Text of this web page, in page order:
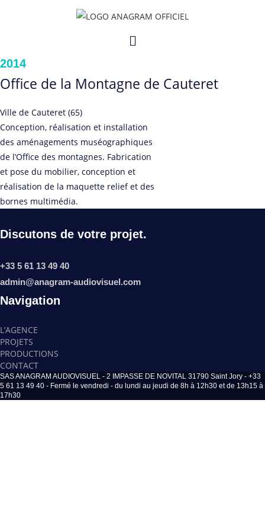
2014
Office de la Montagne de Cauteret
Ville de Cauteret (65)
Conception, réalisation et installation
des aménagements muséographiques
de l’Office des montagnes. Fabrication
et pose du mobilier, conception et
réalisation de la maquette relief et des
bornes multimédia.
Discutons de votre projet.
+33 5 61 13 49 40
admin@anagram-audiovisuel.com
Navigation
L’AGENCE
PROJETS
PRODUCTIONS
CONTACT
SAS ANAGRAM AUDIOVISUEL - 2 IMPASSE DE NOVITAL 31790 Saint Jory - +33
5 61 13 49 40 - Fermé le vendredi - du lundi au jeudi de 8h à 12h30 et de 13h15 à
17h30